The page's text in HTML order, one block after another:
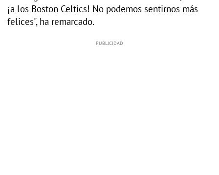
¡a los Boston Celtics! No podemos sentirnos más
felices", ha remarcado.